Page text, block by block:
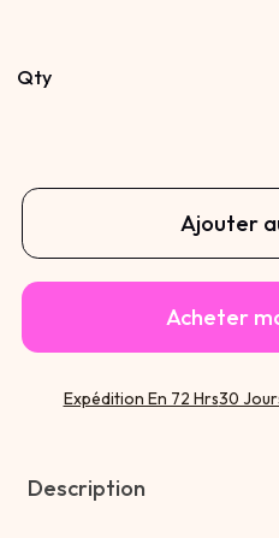
Qty
Ajouter
Acheter
Expédition En 72 Hrs30
Description